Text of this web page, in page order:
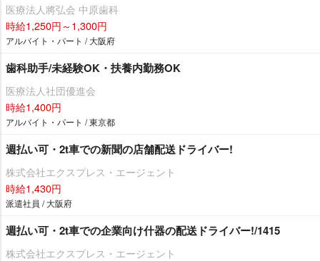
医療法人將弘会 中原歯科
時給1,250円～1,300円
アルバイト・パート / 大阪府
歯科助手/未経験OK・扶養内勤務OK
医療法人社団優進会
時給1,400円
アルバイト・パート / 東京都
週払い可・2t車での新聞の店舗配送ドライバー!
株式会社エクスプレス・エージェント
時給1,430円
派遣社員 / 大阪府
週払い可・2t車での企業向け什器の配送ドライバー!/1415
株式会社エクスプレス・エージェント